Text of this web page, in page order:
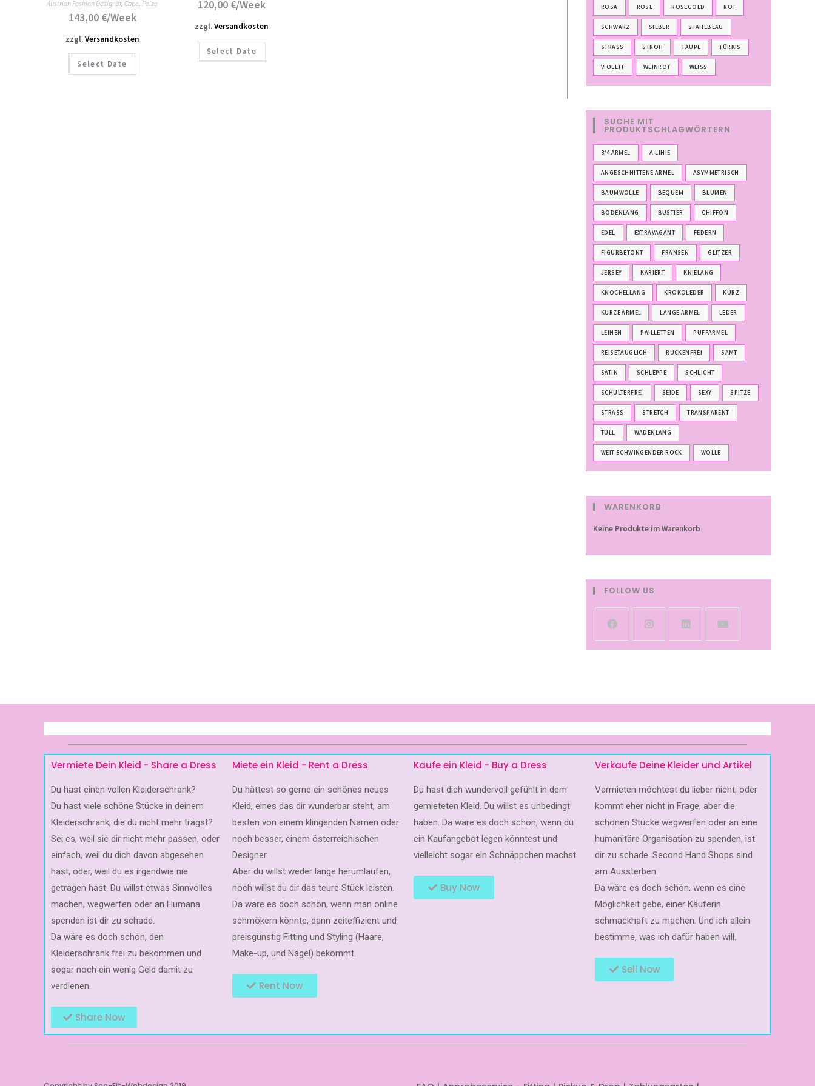
Austrian Fashion Designer,Cape,Pelze
143,00 €/Week
zzgl.Versandkosten
Select Date
120,00 €/Week
zzgl.Versandkosten
Select Date
ROSA ROSE ROSEGOLD ROT
SCHWARZ SILBER STAHLBLAU
STRASS STROH TAUPE TÜRKIS
VIOLETT WEINROT WEISS
SUCHE MIT
PRODUKTSCHLAGWÖRTERN
3/4 ÄRMEL A-LINIE
ANGESCHNITTENE ÄRMEL ASYMMETRISCH
BAUMWOLLE BEQUEM BLUMEN
BODENLANG BUSTIER CHIFFON
EDEL EXTRAVAGANT FEDERN
FIGURBETONT FRANSEN GLITZER
JERSEY KARIERT KNIELANG
KNÖCHELLANG KROKOLEDER KURZ
KURZE ÄRMEL LANGE ÄRMEL LEDER
LEINEN PAILLETTEN PUFFÄRMEL
REISETAUGLICH RÜCKENFREI SAMT
SATIN SCHLEPPE SCHLICHT
SCHULTERFREI SEIDE SEXY SPITZE
STRASS STRETCH TRANSPARENT
TÜLL WADENLANG
WEIT SCHWINGENDER ROCK WOLLE
WARENKORB
Keine Produkte im Warenkorb
FOLLOW US
Vermiete Dein Kleid - Share a Dress
Du hast einen vollen Kleiderschrank?
Du hast viele schöne Stücke in deinem
Kleiderschrank, die du nicht mehr trägst?
Sei es, weil sie dir nicht mehr passen, oder
einfach, weil du dich davon abgesehen
hast, oder, weil du es irgendwie nie
getragen hast. Du willst etwas Sinnvolles
machen, wegwerfen oder an Humana
spenden ist dir zu schade.
Da wäre es doch schön, den
Kleiderschrank frei zu bekommen und
sogar noch ein wenig Geld damit zu
verdienen.
Share Now
Miete ein Kleid - Rent a Dress
Du hättest so gerne ein schönes neues
Kleid, eines das dir wunderbar steht, am
besten von einem klingenden Namen oder
noch besser, einem österreichischen
Designer.
Aber du willst weder lange herumlaufen,
noch willst du dir das teure Stück leisten.
Da wäre es doch schön, wenn man online
schmökern könnte, dann zeiteffizient und
preisgünstig Fitting und Styling (Haare,
Make-up, und Nägel) bekommt.
Rent Now
Kaufe ein Kleid - Buy a Dress
Du hast dich wundervoll gefühlt in dem
gemieteten Kleid. Du willst es unbedingt
haben. Da wäre es doch schön, wenn du
ein Kaufangebot legen könntest und
vielleicht sogar ein Schnäppchen machst.
Buy Now
Verkaufe Deine Kleider und Artikel
Vermieten möchtest du lieber nicht, oder
kommt eher nicht in Frage, aber die
schönen Stücke wegwerfen oder an eine
humanitäre Organisation zu spenden, ist
dir zu schade. Second Hand Shops sind
am Aussterben.
Da wäre es doch schön, wenn es eine
Möglichkeit gebe, einer Käuferin
schmackhaft zu machen. Und ich allein
bestimme, was ich dafür haben will.
Sell Now